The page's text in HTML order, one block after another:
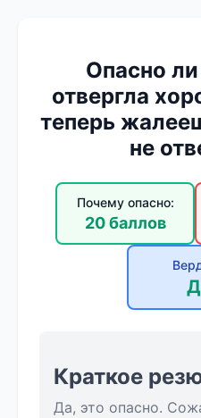
Опасно
отвергла
теперь
не
Почему опасно:
20 баллов
Краткое
Да, это опасно.